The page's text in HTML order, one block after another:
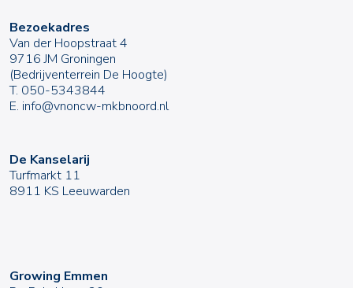
Bezoekadres
Van der Hoopstraat 4
9716 JM Groningen
(Bedrijventerrein De Hoogte)
T. 050-5343844
E. info@vnoncw-mkbnoord.nl
De Kanselarij
Turfmarkt 11
8911 KS Leeuwarden
Growing Emmen